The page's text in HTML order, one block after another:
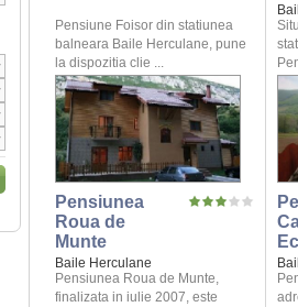
Pensiune Foisor din statiunea
balneara Baile Herculane, pune
la dispozitia clie ...
Pensiunea
Roua de
Munte
Baile Herculane
Pensiunea Roua de Munte,
finalizata in iulie 2007, este